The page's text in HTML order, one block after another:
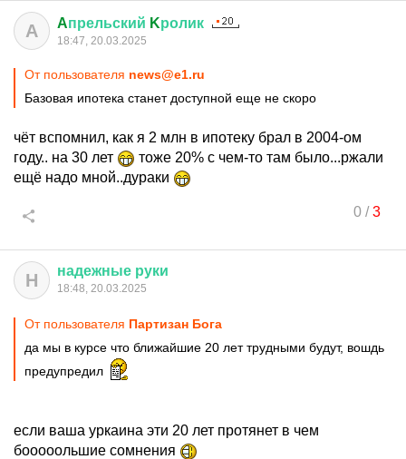
A Aпрельский Kролик
18:47, 20.03.2025
От пользователя news@e1.ru
Базовая ипотека станет доступной еще не скоро
чёт вспомнил, как я 2 млн в ипотеку брал в 2004-ом
году.. на 30 лет
тоже 20% с чем-то там было...ржали
ещё надо мной..дураки
0/3
Н надежные руки
18:48, 20.03.2025
От пользователя Партизан Бога
да мы в курсе что ближайшие 20 лет трудными будут, вошдь
предупредил
если ваша уркаина эти 20 лет протянет в чем
бооооольшие сомнения